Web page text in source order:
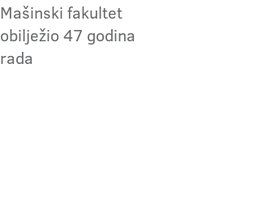
Mašinski fakultet
obilježio 47 godina
rada